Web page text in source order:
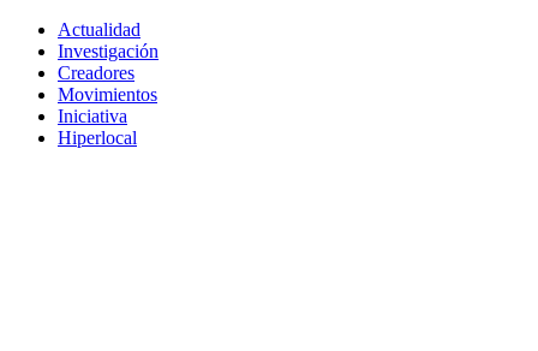
Actualidad
Investigación
Creadores
Movimientos
Iniciativa
Hiperlocal